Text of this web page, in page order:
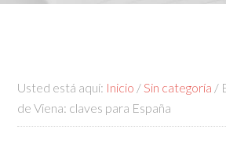
Usted está aquí: Inicio /Sin categoría /
de Viena: claves para España